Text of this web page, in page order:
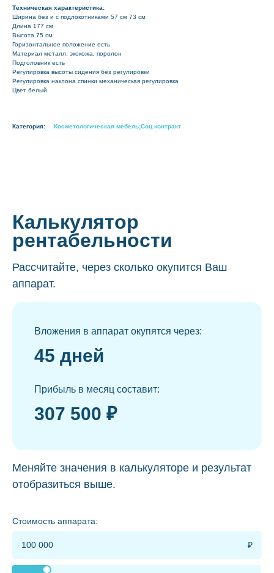
Техническая характеристика:
Ширина без и с подлокотниками 57 см 73 см
Длина 177 см
Высота 75 см
Горизонтальное положение есть
Материал металл, экокожа, поролон
Подголовник есть
Регулировка высоты сидения без регулировки
Регулировка наклона спинки механическая регулировка
Цвет белый.
Категория: Косметологическая мебель;Соц.контракт
Стоимость аппарата:
Калькулятор
рентабельности
Рассчитайте, через сколько окупится Ваш
аппарат.
Вложения в аппарат окупятся через:
45 дней
Прибыль в месяц составит:
307 500 ₽
Меняйте значения в калькуляторе и результат
отобразиться выше.